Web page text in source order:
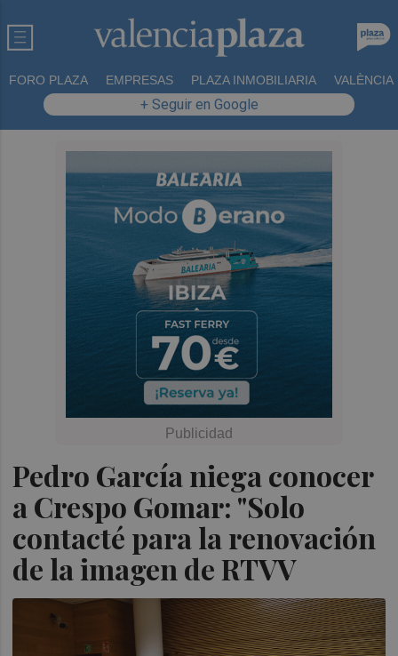
FORO PLAZA EMPRESAS PLAZA INMOBILIARIA VALÈNCIA
+ Seguir en Google
Pedro García niega conocer
a Crespo Gomar: "Solo
contacté para la renovación
de la imagen de RTVV